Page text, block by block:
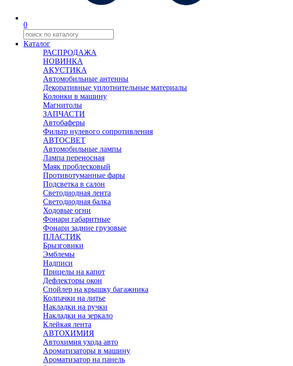
0
Каталог
РАСПРОДАЖА
НОВИНКА
АКУСТИКА
Автомобильные антенны
Декоративные уплотнительные материалы
Колонки в машину
Магнитолы
ЗАПЧАСТИ
Автобаферы
Фильтр нулевого сопротивления
АВТОСВЕТ
Автомобильные лампы
Лампа переносная
Маяк проблесковый
Противотуманные фары
Подсветка в салон
Светодиодная лента
Светодиодная балка
Ходовые огни
Фонари габаритные
Фонари задние грузовые
ПЛАСТИК
Брызговики
Эмблемы
Надписи
Прицелы на капот
Дефлекторы окон
Спойлер на крышку багажника
Колпачки на литье
Накладки на ручки
Накладки на зеркало
Клейкая лента
АВТОХИМИЯ
Автохимия ухода авто
Ароматизаторы в машину
Ароматизатор на панель